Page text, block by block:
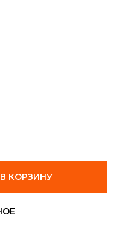
В КОРЗИНУ